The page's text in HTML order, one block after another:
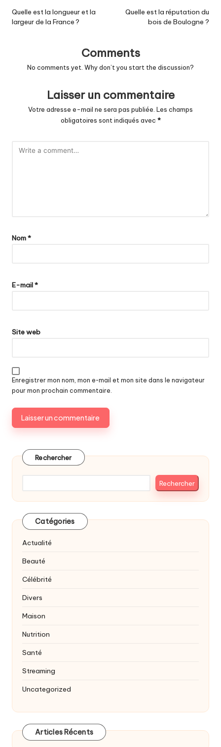
navigation
Quelle est la longueur et la
largeur de la France ?
Quelle est la réputation du
bois de Boulogne ?
Comments
No comments yet. Why don’t you start the discussion?
Laisser un commentaire
Votre adresse e-mail ne sera pas publiée. Les champs
obligatoires sont indiqués avec *
Nom*
E-mail*
Site web
Enregistrer mon nom, mon e-mail et mon site dans le navigateur
pour mon prochain commentaire.
Rechercher
Rechercher
Catégories
Actualité
Beauté
Célébrité
Divers
Maison
Nutrition
Santé
Streaming
Uncategorized
Articles Récents